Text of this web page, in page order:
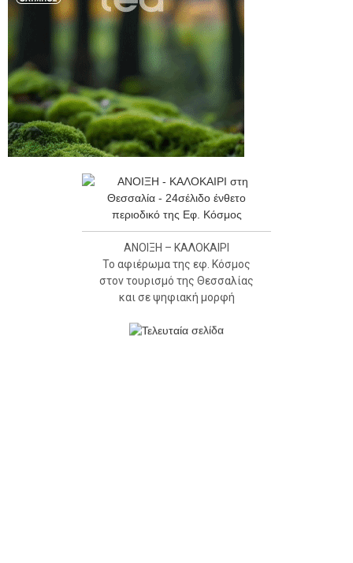
ΑΝΟΙΞΗ – ΚΑΛΟΚΑΙΡΙ
Το αφιέρωμα της εφ. Κόσμος
στον τουρισμό της Θεσσαλίας
και σε ψηφιακή μορφή